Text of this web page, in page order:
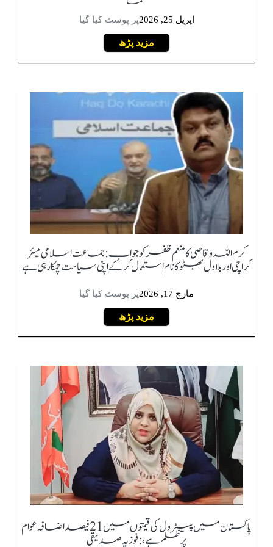
ردعمل
اپریل 25, 2026 پر پوسٹ کیا گیا
مزید پڑھ
کرم اللہ وقاصی کا منعم ظفر کو جواب: جماعت اسلامی میئر
کراچی اور بلاول بھٹو کا نام استعمال کر کے اپنی سیاست چمکا رہی ہے
مارچ 17, 2026 پر پوسٹ کیا گیا
مزید پڑھ
پاکستان میں پیٹرول کی قیمتوں میں 21 فیصد اضافہ عوام
پر ظلم ہے،: فوزیہ صدیقی